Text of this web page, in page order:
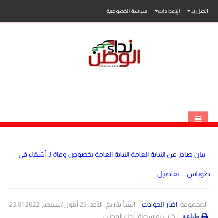
اتصل بنا الإعدادات سياسة الخصوصية
بيان صادر عن النيابة العامة النيابة العامة بخصوص وفاة 3 أشقاء في
طوباس ... تفاصيل
المجموعة: اخبار الحوادث
انشأ بتاريخ: الأحد، 25 أيلول/سبتمبر 2022 23:01
كتب بواسطة: نداء الوطن طباعة
فلسطين
عربي